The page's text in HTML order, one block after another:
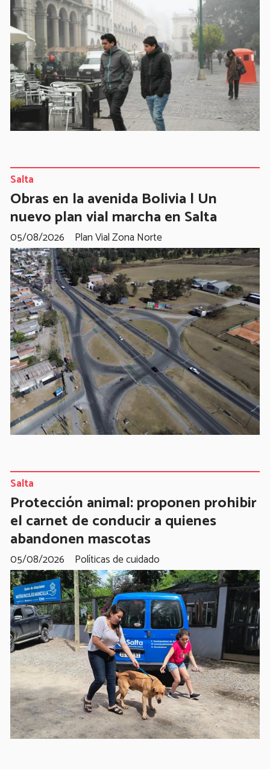
Obras en la avenida Bolivia | Un
nuevo plan vial marcha en Salta
Plan Vial Zona Norte
Salta
05/08/2026
Protección animal: proponen prohibir
el carnet de conducir a quienes
abandonen mascotas
Políticas de cuidado
Salta
05/08/2026